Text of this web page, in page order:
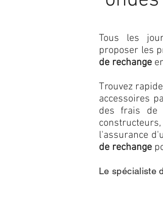
Tous les
proposer les
de rechange
Trouvez
accessoires
des frais de
l'assurance
de rechange
Le spécialiste